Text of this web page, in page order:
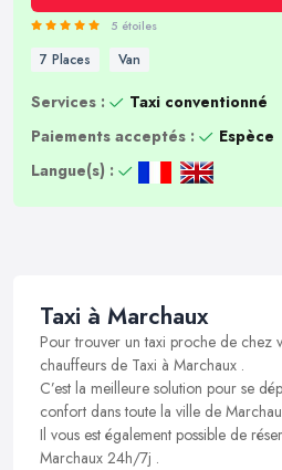
5 étoiles
7 Places Van
Services :
Taxi conventionné
Paiements acceptés :
Espèce
Langue(s) :
Taxi à Marchaux
Pour trouver un taxi proche de chez
chauffeurs de Taxi à Marchaux .
C’est la meilleure solution pour se
confort dans toute la ville de
Il vous est également possible de
Marchaux 24h/7j .